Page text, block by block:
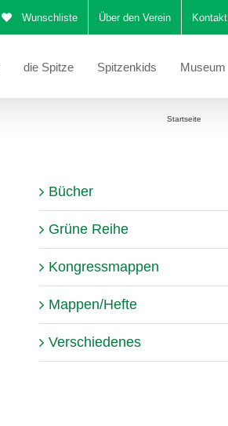
Wunschliste Über den Verein Kontakt
die Spitze Spitzenkids Museum
Startseite
Bücher
Grüne Reihe
Kongressmappen
Mappen/Hefte
Verschiedenes